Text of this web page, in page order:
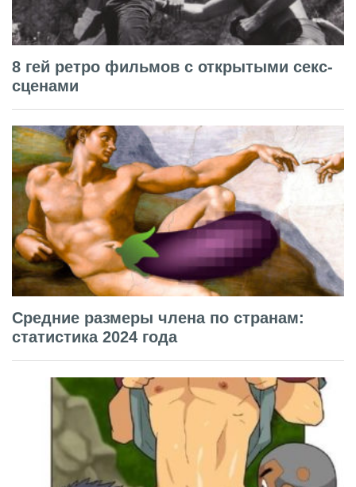
8 гей ретро фильмов с открытыми секс-
сценами
Средние размеры члена по странам:
статистика 2024 года